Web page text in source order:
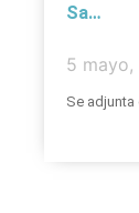
Sa…
5
Se